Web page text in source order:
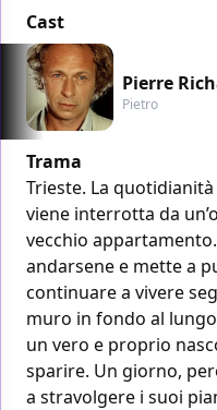
Cast
Pierre
Pietro
Trama
Trieste. La
viene interrotta da
vecchio
andarsene e mette a
continuare a vivere
muro in fondo al
un vero e proprio
sparire. Un giorno,
a stravolgere i suoi